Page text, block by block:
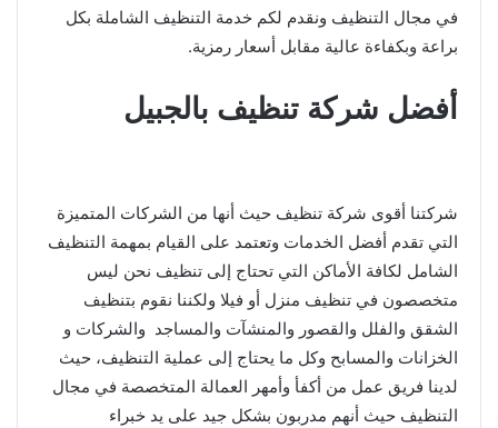
في مجال التنظيف ونقدم لكم خدمة التنظيف الشاملة بكل
براعة وبكفاءة عالية مقابل أسعار رمزية.
أفضل شركة تنظيف بالجبيل
شركتنا أقوى شركة تنظيف حيث أنها من الشركات المتميزة
التي تقدم أفضل الخدمات وتعتمد على القيام بمهمة التنظيف
الشامل لكافة الأماكن التي تحتاج إلى تنظيف نحن ليس
متخصصون في تنظيف منزل أو فيلا ولكننا نقوم بتنظيف
الشقق والفلل والقصور والمنشآت والمساجد والشركات و
الخزانات والمسابح وكل ما يحتاج إلى عملية التنظيف، حيث
لدينا فريق عمل من أكفأ وأمهر العمالة المتخصصة في مجال
التنظيف حيث أنهم مدربون بشكل جيد على يد خبراء